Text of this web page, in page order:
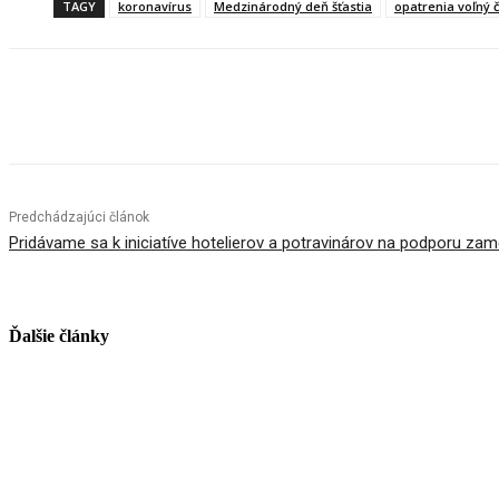
TAGY koronavírus Medzinárodný deň šťastia opatrenia voľný
Predchádzajúci článok
Pridávame sa k iniciatíve hotelierov a potravinárov na podporu
Ďalšie články